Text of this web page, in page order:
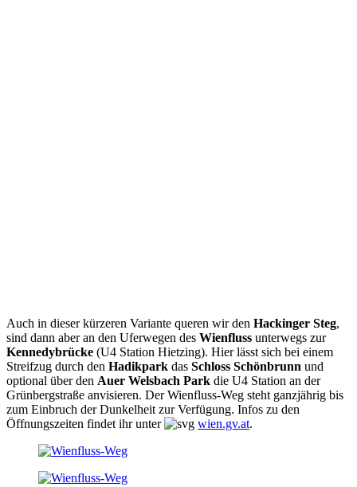
Auch in dieser kürzeren Variante queren wir den Hackinger Steg,
sind dann aber an den Uferwegen des Wienfluss unterwegs zur
Kennedybrücke (U4 Station Hietzing). Hier lässt sich bei einem
Streifzug durch den Hadikpark das Schloss Schönbrunn und
optional über den Auer Welsbach Park die U4 Station an der
Grünbergstraße anvisieren. Der Wienfluss-Weg steht ganzjährig bis
zum Einbruch der Dunkelheit zur Verfügung. Infos zu den
Öffnungszeiten findet ihr unter
wien.gv.at.